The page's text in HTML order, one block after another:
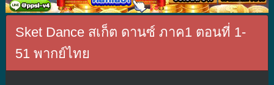
Sket Dance สเก็ต ดานซ์ ภาค1 ตอนที่ 1-
51 พากย์ไทย